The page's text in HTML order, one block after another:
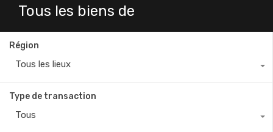
Tous les biens de
Région
Tous les lieux
Type de transaction
Tous